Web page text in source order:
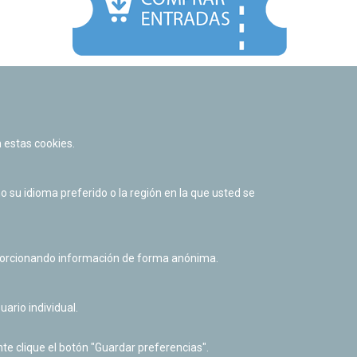
Política de cookies
Derecho de acceso a información pública
cookies.
su idioma preferido o la región en la que usted se
información de forma anónima.
individual.
clique el botón "Guardar preferencias".